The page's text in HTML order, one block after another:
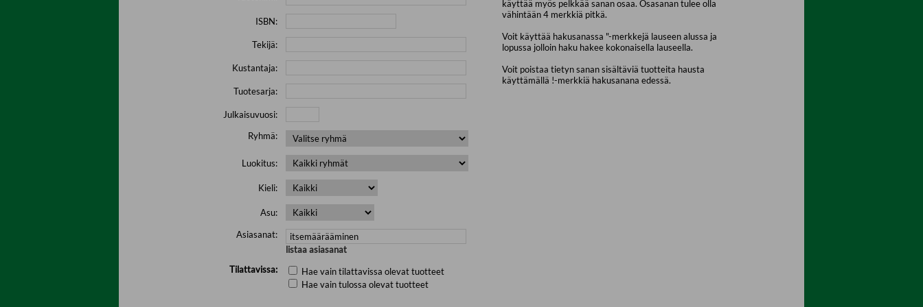
ISBN:
Tekijä:
Kustantaja:
Tuotesarja:
Julkaisuvuosi:
Ryhmä:
Luokitus:
Kieli:
Asu:
Asiasanat:
listaa asiasanat
Tilattavissa:
Hae vain tilattavissa olevat tuotteet
Hae vain tulossa olevat tuotteet
käyttää myös pelkkää sanan osaa. Osasanan tulee olla
vähintään 4 merkkiä pitkä.
Voit käyttää hakusanassa "-merkkejä lauseen alussa ja
lopussa jolloin haku hakee kokonaisella lauseella.
Voit poistaa tietyn sanan sisältäviä tuotteita hausta
käyttämällä !-merkkiä hakusanana edessä.